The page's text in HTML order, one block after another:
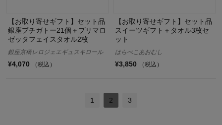
【お取り寄せギフト】セット品
銀座プチガトー21個＋プリマロ
ゼッタフェイスタオル2枚
銀座京橋レロジェエギュスキロール
¥4,070 （税込）
【お取り寄せギフト】セット品
スイーツギフト＋タオル3枚セ
ット
はらぺこあおむし
¥3,850 （税込）
1 2 3